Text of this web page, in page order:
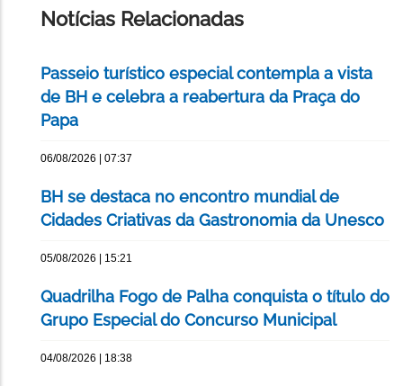
Notícias Relacionadas
Passeio turístico especial contempla a vista
de BH e celebra a reabertura da Praça do
Papa
06/08/2026 | 07:37
BH se destaca no encontro mundial de
Cidades Criativas da Gastronomia da Unesco
05/08/2026 | 15:21
Quadrilha Fogo de Palha conquista o título do
Grupo Especial do Concurso Municipal
04/08/2026 | 18:38